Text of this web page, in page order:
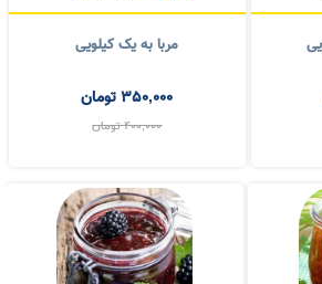
400,000تومان